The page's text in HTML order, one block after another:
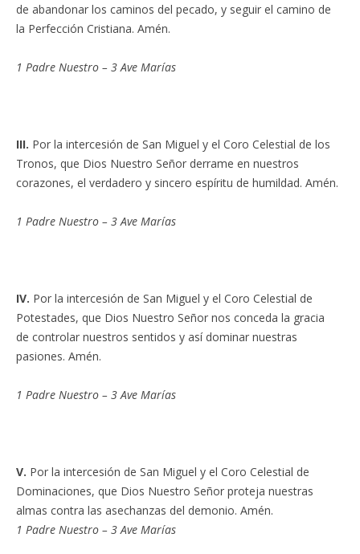
de abandonar los caminos del pecado, y seguir el camino de
la Perfección Cristiana. Amén.
1 Padre Nuestro – 3 Ave Marías
III. Por la intercesión de San Miguel y el Coro Celestial de los
Tronos, que Dios Nuestro Señor derrame en nuestros
corazones, el verdadero y sincero espíritu de humildad. Amén.
1 Padre Nuestro – 3 Ave Marías
IV. Por la intercesión de San Miguel y el Coro Celestial de
Potestades, que Dios Nuestro Señor nos conceda la gracia
de controlar nuestros sentidos y así dominar nuestras
pasiones. Amén.
1 Padre Nuestro – 3 Ave Marías
V. Por la intercesión de San Miguel y el Coro Celestial de
Dominaciones, que Dios Nuestro Señor proteja nuestras
almas contra las asechanzas del demonio. Amén.
1 Padre Nuestro – 3 Ave Marías